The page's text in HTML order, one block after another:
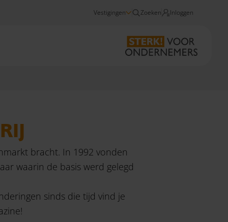
Vestigingen Zoeken Inloggen
Tijdlijn Omnyacc
bracht. In 1992 vonden
waarin de basis werd gelegd
sinds die tijd vind je